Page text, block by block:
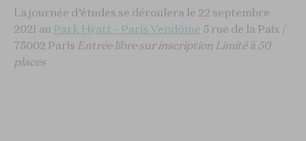
La journée d’études se déroulera le 22 septembre
2021 au Park Hyatt – Paris Vendôme 5 rue de la Paix /
75002 Paris Entrée libre sur inscription Limité à 50
places